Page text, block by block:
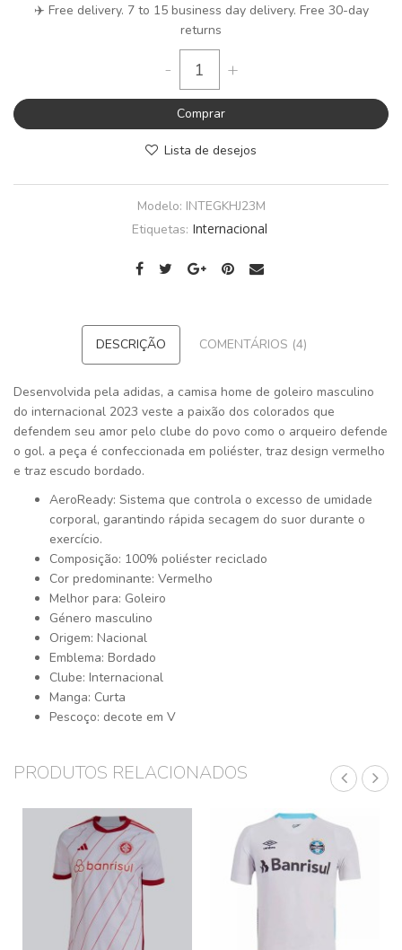
✈️ Free delivery. 7 to 15 business day delivery. Free 30-day
returns
- +
Comprar
Lista de desejos
Modelo: INTEGKHJ23M
Etiquetas: Internacional
DESCRIÇÃO COMENTÁRIOS (4)
Desenvolvida pela adidas, a camisa home de goleiro masculino
do internacional 2023 veste a paixão dos colorados que
defendem seu amor pelo clube do povo como o arqueiro defende
o gol. a peça é confeccionada em poliéster, traz design vermelho
e traz escudo bordado.
AeroReady: Sistema que controla o excesso de umidade
corporal, garantindo rápida secagem do suor durante o
exercício.
Composição: 100% poliéster reciclado
Cor predominante: Vermelho
Melhor para: Goleiro
Género masculino
Origem: Nacional
Emblema: Bordado
Clube: Internacional
Manga: Curta
Pescoço: decote em V
PRODUTOS RELACIONADOS